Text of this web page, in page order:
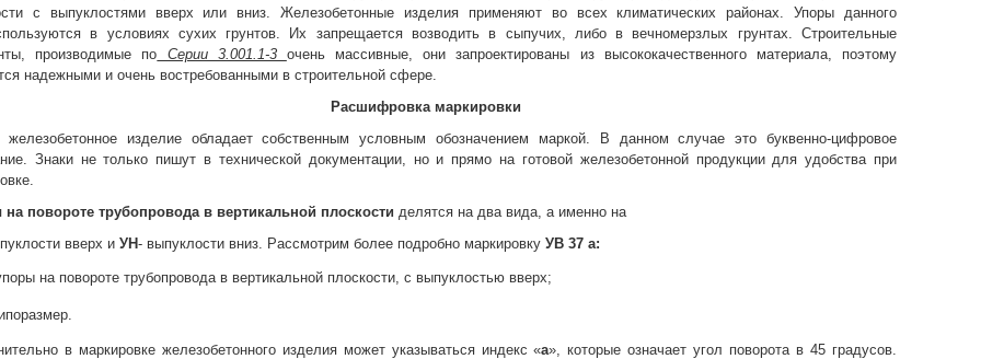
с выпуклостями вверх или вниз. Железобетонные изделия применяют во всех климатических районах. Упоры данного
в условиях сухих грунтов. Их запрещается возводить в сыпучих, либо в вечномерзлых грунтах. Строительные
производимые по Серии 3.001.1-3 очень массивные, они запроектированы из высококачественного материала, поэтому
надежными и очень востребованными в строительной сфере.
Расшифровка маркировки
изделие обладает собственным условным обозначением маркой. В данном случае это буквенно-цифровое
Знаки не только пишут в технической документации, но и прямо на готовой железобетонной продукции для удобства при
повороте трубопровода в вертикальной плоскости делятся на два вида, а именно на
вверх и УН- выпуклости вниз. Рассмотрим более подробно маркировку УВ 37 а:
на повороте трубопровода в вертикальной плоскости, с выпуклостью вверх;
в маркировке железобетонного изделия может указываться индекс «а», которые означает угол поворота в 45 градусов.